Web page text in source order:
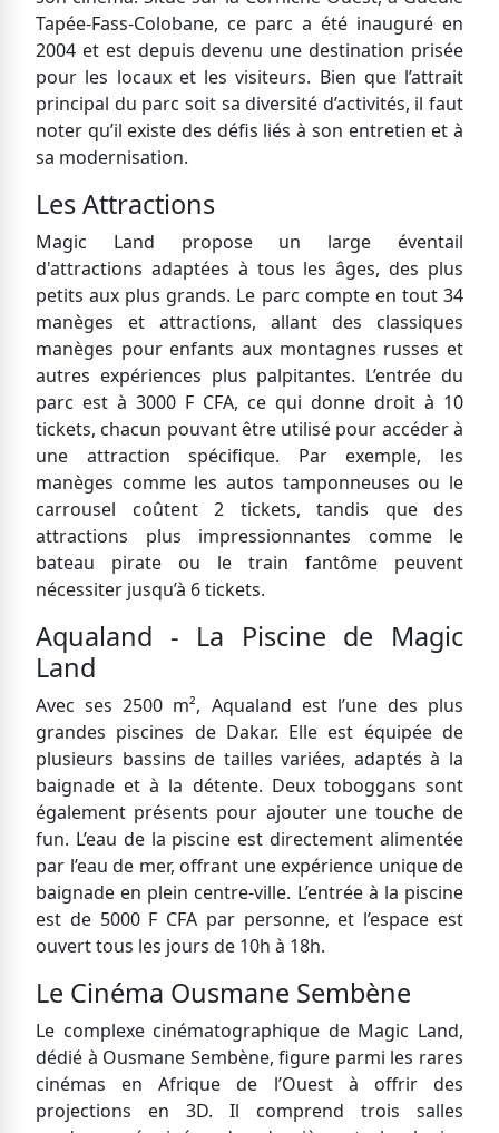
Tapée-Fass-Colobane, ce parc a été inauguré en
2004 et est depuis devenu une destination prisée
pour les locaux et les visiteurs. Bien que l’attrait
principal du parc soit sa diversité d’activités, il faut
noter qu’il existe des défis liés à son entretien et à
sa modernisation.
Les Attractions
Magic Land propose un large éventail
d'attractions adaptées à tous les âges, des plus
petits aux plus grands. Le parc compte en tout 34
manèges et attractions, allant des classiques
manèges pour enfants aux montagnes russes et
autres expériences plus palpitantes. L’entrée du
parc est à 3000 F CFA, ce qui donne droit à 10
tickets, chacun pouvant être utilisé pour accéder à
une attraction spécifique. Par exemple, les
manèges comme les autos tamponneuses ou le
carrousel coûtent 2 tickets, tandis que des
attractions plus impressionnantes comme le
bateau pirate ou le train fantôme peuvent
nécessiter jusqu’à 6 tickets.
Aqualand - La Piscine de Magic
Land
Avec ses 2500 m², Aqualand est l’une des plus
grandes piscines de Dakar. Elle est équipée de
plusieurs bassins de tailles variées, adaptés à la
baignade et à la détente. Deux toboggans sont
également présents pour ajouter une touche de
fun. L’eau de la piscine est directement alimentée
par l’eau de mer, offrant une expérience unique de
baignade en plein centre-ville. L’entrée à la piscine
est de 5000 F CFA par personne, et l’espace est
ouvert tous les jours de 10h à 18h.
Le Cinéma Ousmane Sembène
Le complexe cinématographique de Magic Land,
dédié à Ousmane Sembène, figure parmi les rares
cinémas en Afrique de l’Ouest à offrir des
projections en 3D. Il comprend trois salles